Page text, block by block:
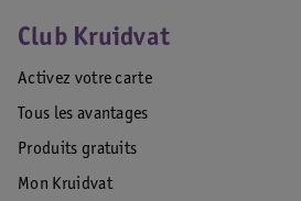
Club Kruidvat
Activez votre carte
Tous les avantages
Produits gratuits
Mon Kruidvat